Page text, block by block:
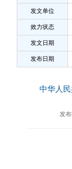
发文单位
效力状态
发文日期
发布日期
中华人
发